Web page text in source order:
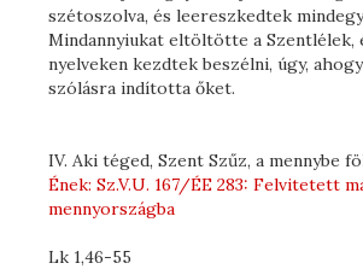
szétoszolva, és leereszkedtek
Mindannyiukat eltöltötte a Szentlélek,
nyelveken kezdtek beszélni, úgy,
szólásra indította őket.
IV. Aki téged, Szent Szűz, a mennybe
Ének: Sz.V.U. 167/ÉE 283: Felvitetett
mennyországba
Lk 1,46-55